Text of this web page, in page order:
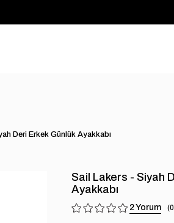
Deri Erkek Günlük Ayakkabı
Sail Lakers - Siyah
Ayakkabı
2